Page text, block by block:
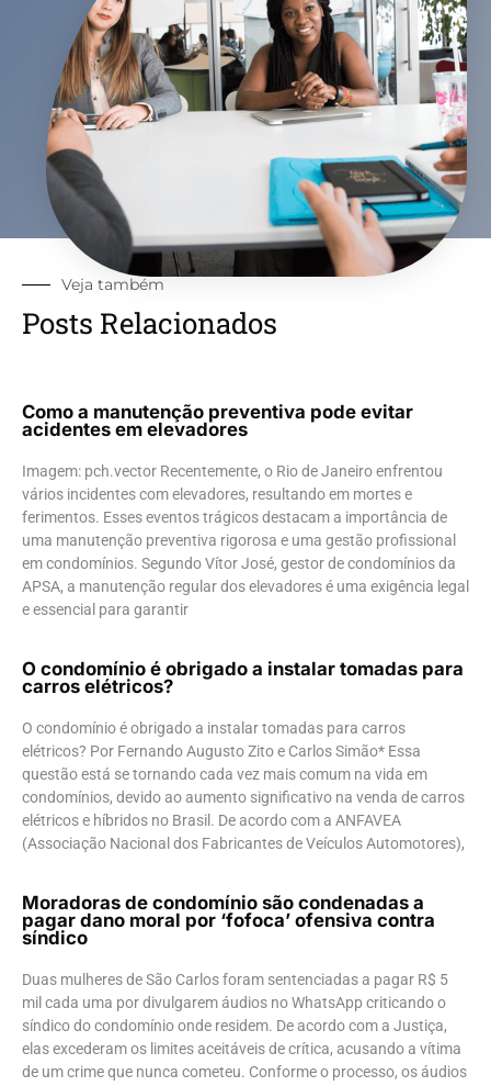
Veja também
Posts Relacionados
Como a manutenção preventiva pode evitar
acidentes em elevadores
Imagem: pch.vector Recentemente, o Rio de Janeiro enfrentou
vários incidentes com elevadores, resultando em mortes e
ferimentos. Esses eventos trágicos destacam a importância de
uma manutenção preventiva rigorosa e uma gestão profissional
em condomínios. Segundo Vítor José, gestor de condomínios da
APSA, a manutenção regular dos elevadores é uma exigência legal
e essencial para garantir
O condomínio é obrigado a instalar tomadas para
carros elétricos?
O condomínio é obrigado a instalar tomadas para carros
elétricos? Por Fernando Augusto Zito e Carlos Simão* Essa
questão está se tornando cada vez mais comum na vida em
condomínios, devido ao aumento significativo na venda de carros
elétricos e híbridos no Brasil. De acordo com a ANFAVEA
(Associação Nacional dos Fabricantes de Veículos Automotores),
Moradoras de condomínio são condenadas a
pagar dano moral por ‘fofoca’ ofensiva contra
síndico
Duas mulheres de São Carlos foram sentenciadas a pagar R$ 5
mil cada uma por divulgarem áudios no WhatsApp criticando o
síndico do condomínio onde residem. De acordo com a Justiça,
elas excederam os limites aceitáveis de crítica, acusando a vítima
de um crime que nunca cometeu. Conforme o processo, os áudios